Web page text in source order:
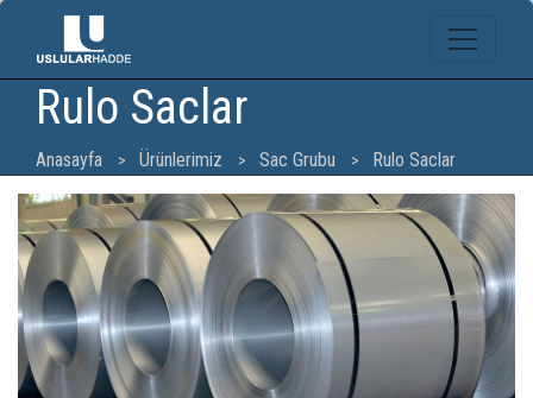
Rulo Saclar
Anasayfa Ürünlerimiz Sac Grubu Rulo Saclar